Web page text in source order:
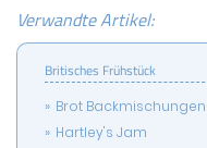
Verwandte Artikel:
Britisches Frühstück
Brot Backmischungen
Hartley's Jam